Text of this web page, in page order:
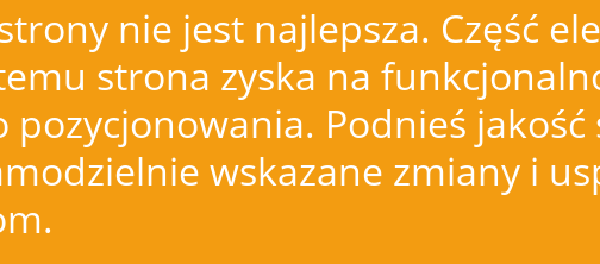
nie jest najlepsza. Część
strona zyska na
Podnieś
wskazane zmiany i